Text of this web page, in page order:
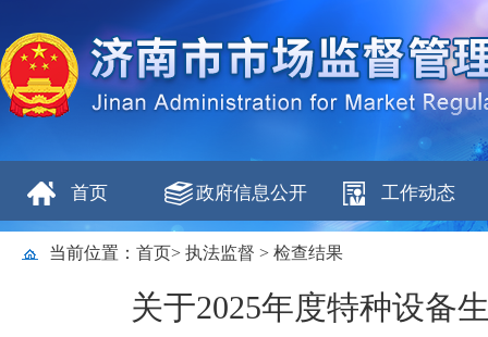
首页 政府信息公开 工作动态
当前位置： 首页> 执法监督 > 检查结果
关于2025年度特种设备